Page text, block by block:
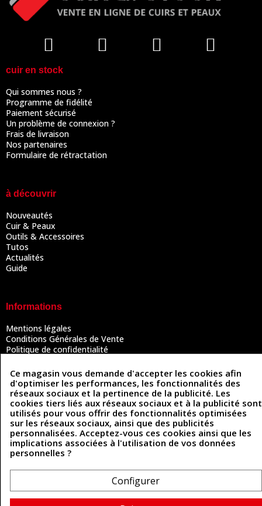
cuir en stock
Qui sommes nous ?
Programme de fidélité
Paiement sécurisé
Un problème de connexion ?
Frais de livraison
Nos partenaires
Formulaire de rétractation
à découvrir
Nouveautés
Cuir & Peaux
Outils & Accessoires
Tutos
Actualités
Guide
Informations
Mentions légales
Conditions Générales de Vente
Politique de confidentialité
Contactez-nous
Coordonnées
493 Chemin de Catougnac
81300 Graulhet
05 63 34 51 88
contact@cuirenstock.com
Cuirenstock © 2026 - Une création Quatrys 💙
Ce magasin vous demande d'accepter les cookies afin
d'optimiser les performances, les fonctionnalités des
réseaux sociaux et la pertinence de la publicité. Les
cookies tiers liés aux réseaux sociaux et à la publicité sont
utilisés pour vous offrir des fonctionnalités optimisées
sur les réseaux sociaux, ainsi que des publicités
personnalisées. Acceptez-vous ces cookies ainsi que les
implications associées à l'utilisation de vos données
personnelles ?
Configurer